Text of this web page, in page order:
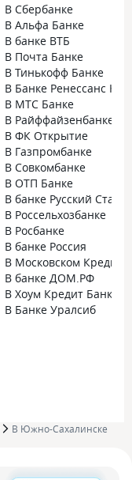
В Сбербанке
В Альфа Банке
В банке ВТБ
В Почта Банке
В Тинькофф Банке
В Банке Ренессанс
В МТС Банке
В Райффайзенбанке
В ФК Открытие
В Газпромбанке
В Совкомбанке
В ОТП Банке
В банке Русский
В Россельхозбанке
В Росбанке
В банке Россия
В Московском
В банке ДОМ.РФ
В Хоум Кредит Банке
В Банке Уралсиб
В Южно-Сахалинске